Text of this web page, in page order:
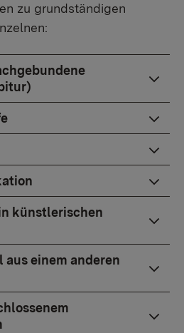
zu grundständigen
künstlerischen
einem anderen